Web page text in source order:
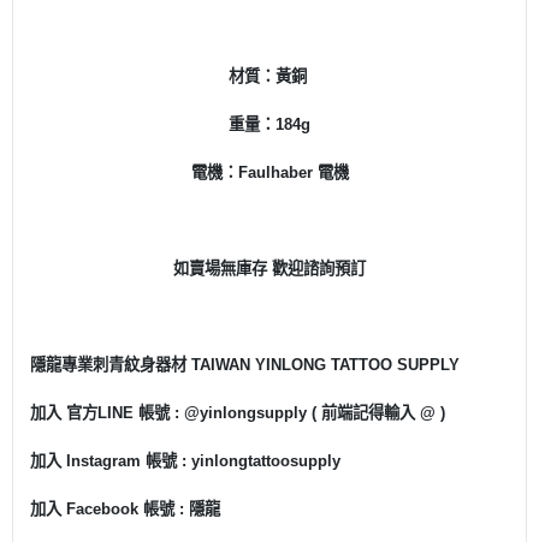
材質：黃銅
重量：184g
電機：Faulhaber 電機
如賣場無庫存 歡迎諮詢預訂
隱龍專業刺青紋身器材 TAIWAN YINLONG TATTOO SUPPLY
加入 官方LINE 帳號 : @yinlongsupply ( 前端記得輸入 @ )
加入 Instagram 帳號 : yinlongtattoosupply
加入 Facebook 帳號 : 隱龍